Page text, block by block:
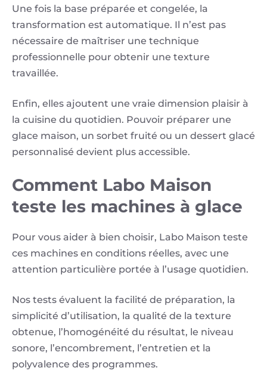
Une fois la base préparée et congelée, la
transformation est automatique. Il n’est pas
nécessaire de maîtriser une technique
professionnelle pour obtenir une texture
travaillée.
Enfin, elles ajoutent une vraie dimension plaisir à
la cuisine du quotidien. Pouvoir préparer une
glace maison, un sorbet fruité ou un dessert glacé
personnalisé devient plus accessible.
Comment Labo Maison
teste les machines à glace
Pour vous aider à bien choisir, Labo Maison teste
ces machines en conditions réelles, avec une
attention particulière portée à l’usage quotidien.
Nos tests évaluent la facilité de préparation, la
simplicité d’utilisation, la qualité de la texture
obtenue, l’homogénéité du résultat, le niveau
sonore, l’encombrement, l’entretien et la
polyvalence des programmes.